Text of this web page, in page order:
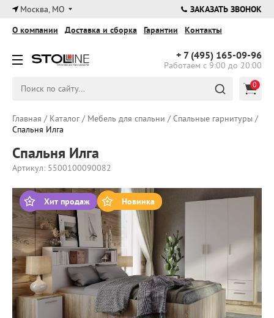
×
Москва, МО ЗАКАЗАТЬ ЗВОНОК
+ 7 (495) 165-09-96
Работаем с 9:00 до 20:00
О компании Доставка и сборка Гарантии Контакты
0
Главная / Каталог/ Мебель для спальни /Спальные гарнитуры /
Спальня Илга
Спальня Илга
Артикул: 5500100090082
Хит продаж Новинка